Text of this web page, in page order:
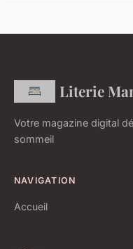
Literie
Votre magazine digital
sommeil
NAVIGATION
Accueil